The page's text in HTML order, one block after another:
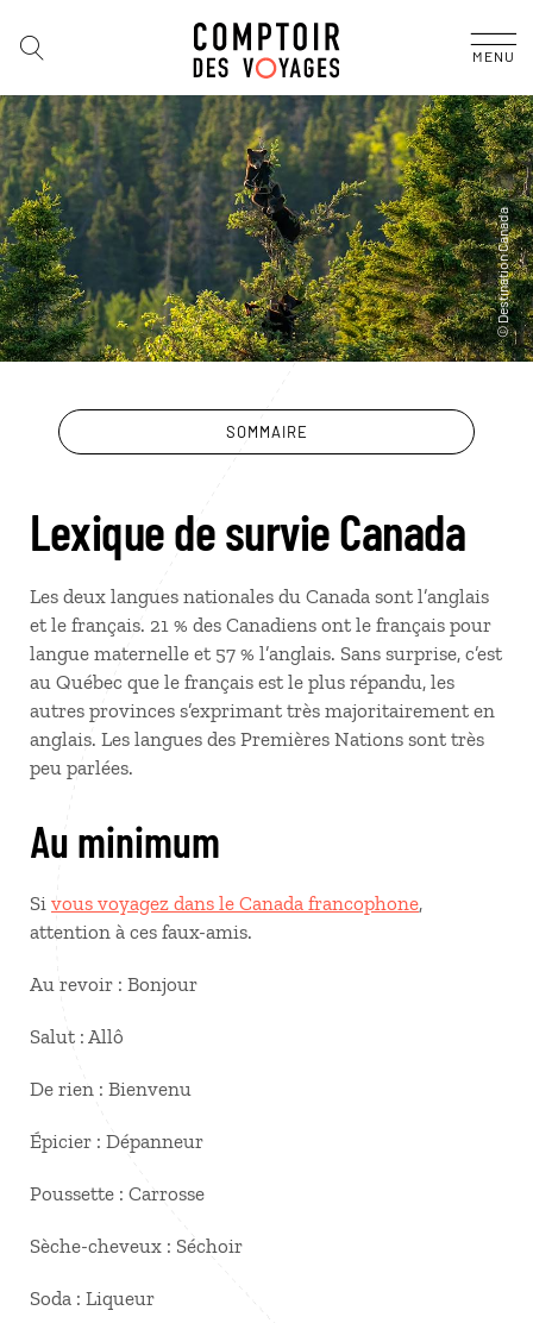
MENU
SOMMAIRE
Lexique de survie Canada
Les deux langues nationales du Canada sont l’anglais
et le français. 21 % des Canadiens ont le français pour
langue maternelle et 57 % l’anglais. Sans surprise, c’est
au Québec que le français est le plus répandu, les
autres provinces s’exprimant très majoritairement en
anglais. Les langues des Premières Nations sont très
peu parlées.
Au minimum
Si vous voyagez dans le Canada francophone,
attention à ces faux-amis.
Au revoir : Bonjour
Salut : Allô
De rien : Bienvenu
Épicier : Dépanneur
Poussette : Carrosse
Sèche-cheveux : Séchoir
Soda : Liqueur